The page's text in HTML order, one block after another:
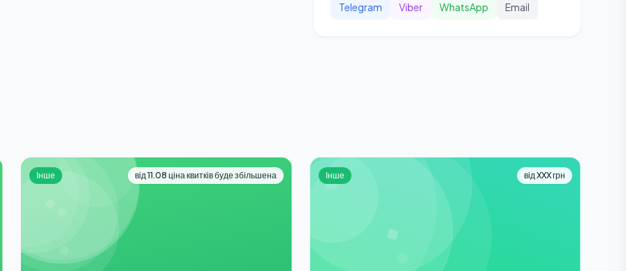
Telegram Viber WhatsApp Email
Інше від 11.08 ціна квитків буде збільшена Інше від XXX грн